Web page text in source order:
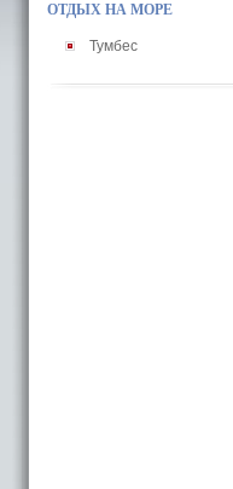
ОТДЫХ НА МОРЕ
Тумбес